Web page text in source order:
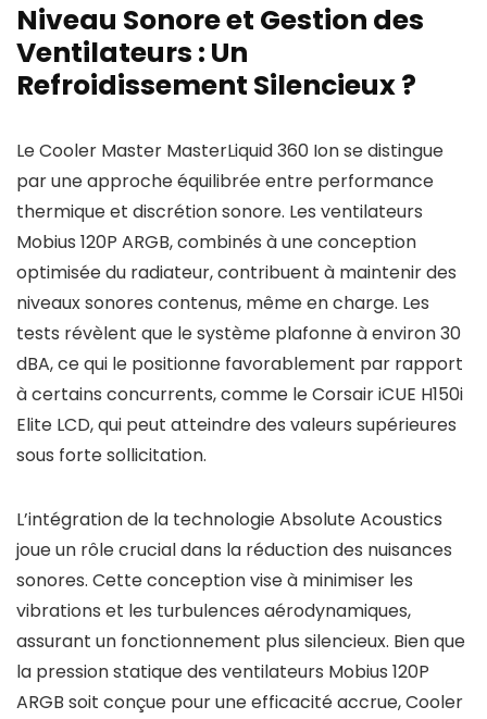
Niveau Sonore et Gestion des
Ventilateurs : Un
Refroidissement Silencieux ?
Le Cooler Master MasterLiquid 360 Ion se distingue
par une approche équilibrée entre performance
thermique et discrétion sonore. Les ventilateurs
Mobius 120P ARGB, combinés à une conception
optimisée du radiateur, contribuent à maintenir des
niveaux sonores contenus, même en charge. Les
tests révèlent que le système plafonne à environ 30
dBA, ce qui le positionne favorablement par rapport
à certains concurrents, comme le Corsair iCUE H150i
Elite LCD, qui peut atteindre des valeurs supérieures
sous forte sollicitation.
L’intégration de la technologie Absolute Acoustics
joue un rôle crucial dans la réduction des nuisances
sonores. Cette conception vise à minimiser les
vibrations et les turbulences aérodynamiques,
assurant un fonctionnement plus silencieux. Bien que
la pression statique des ventilateurs Mobius 120P
ARGB soit conçue pour une efficacité accrue, Cooler